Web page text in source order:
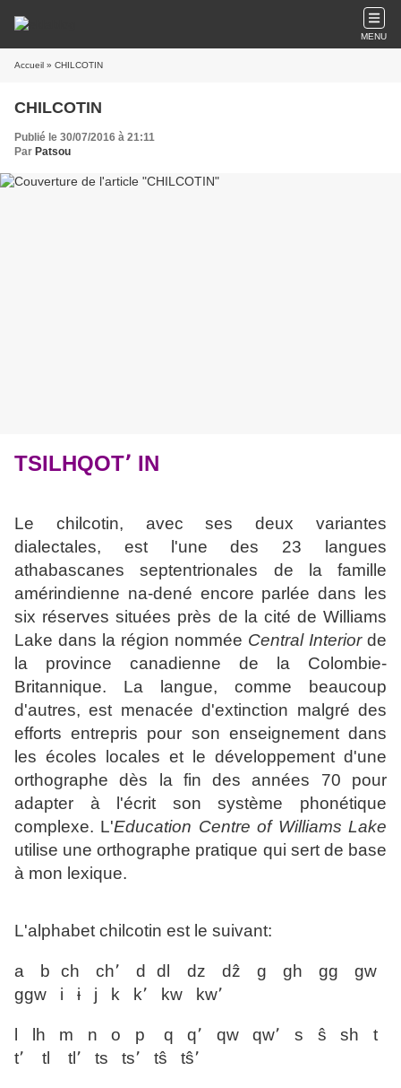
MENU
Accueil » CHILCOTIN
CHILCOTIN
Publié le 30/07/2016 à 21:11
Par Patsou
TSILHQOT՚ IN
Le chilcotin, avec ses deux variantes
dialectales, est l'une des 23 langues
athabascanes septentrionales de la famille
amérindienne na-dené encore parlée dans les
six réserves situées près de la cité de Williams
Lake dans la région nommée Central Interiorde
la province canadienne de la Colombie-
Britannique. La langue, comme beaucoup
d'autres, est menacée d'extinction malgré des
efforts entrepris pour son enseignement dans
les écoles locales et le développement d'une
orthographe dès la fin des années 70 pour
adapter à l'écrit son système phonétique
complexe. L'Education Centre of Williams Lake
utilise une orthographe pratique qui sert de base
à mon lexique.
L'alphabet chilcotin est le suivant:
a b ch ch՚ d dl dz dẑ g gh gg gw
ggw i ɨ j k k՚ kw kw՚
l lh m n o p q q՚ qw qw՚ s ŝ sh t
t՚ tl tl՚ ts ts՚ tŝ tŝ՚